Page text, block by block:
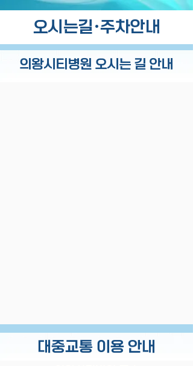
오시는길·주차안내
의왕시티병원 오시는 길 안내
대중교통 이용 안내